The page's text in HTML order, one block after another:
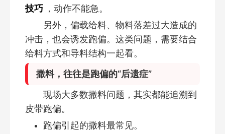
技巧 ，动作不能急。
另外，偏载给料、物料落差过大造成的
冲击，也会诱发跑偏。这类问题，需要结合
给料方式和导料结构一起看。
撒料，往往是跑偏的“后遗症”
现场大多数撒料问题，其实都能追溯到
皮带跑偏。
跑偏引起的撒料最常见。